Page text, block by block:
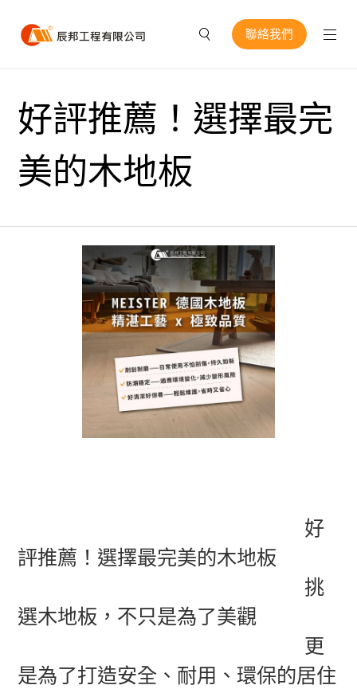
聯絡我們
好評推薦！選擇最完
美的木地板
好
評推薦！選擇最完美的木地板
挑
選木地板，不只是為了美觀
更
是為了打造安全、耐用、環保的居住